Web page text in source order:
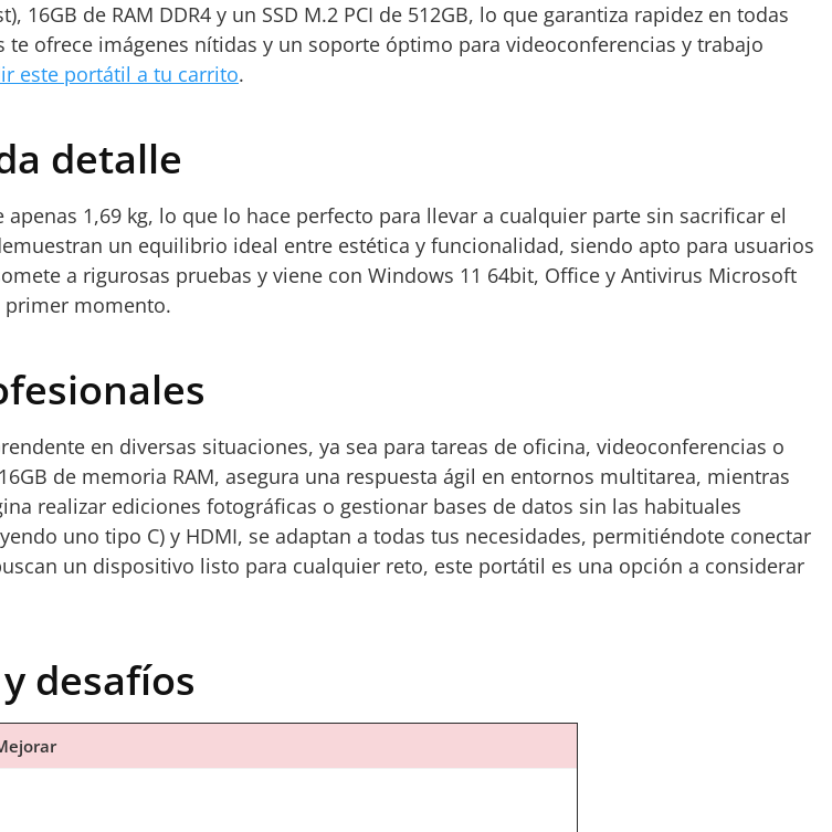
de RAM DDR4 y un SSD M.2 PCI de 512GB, lo que garantiza rapidez en todas
ofrece imágenes nítidas y un soporte óptimo para videoconferencias y trabajo
este portátil a tu carrito.
detalle
1,69 kg, lo que lo hace perfecto para llevar a cualquier parte sin sacrificar el
un equilibrio ideal entre estética y funcionalidad, siendo apto para usuarios
a rigurosas pruebas y viene con Windows 11 64bit, Office y Antivirus Microsoft
primer momento.
en diversas situaciones, ya sea para tareas de oficina, videoconferencias o
de memoria RAM, asegura una respuesta ágil en entornos multitarea, mientras
realizar ediciones fotográficas o gestionar bases de datos sin las habituales
uno tipo C) y HDMI, se adaptan a todas tus necesidades, permitiéndote conectar
un dispositivo listo para cualquier reto, este portátil es una opción a considerar
desafíos